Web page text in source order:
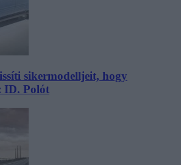
sikermodelljeit, hogy
ID. Polót